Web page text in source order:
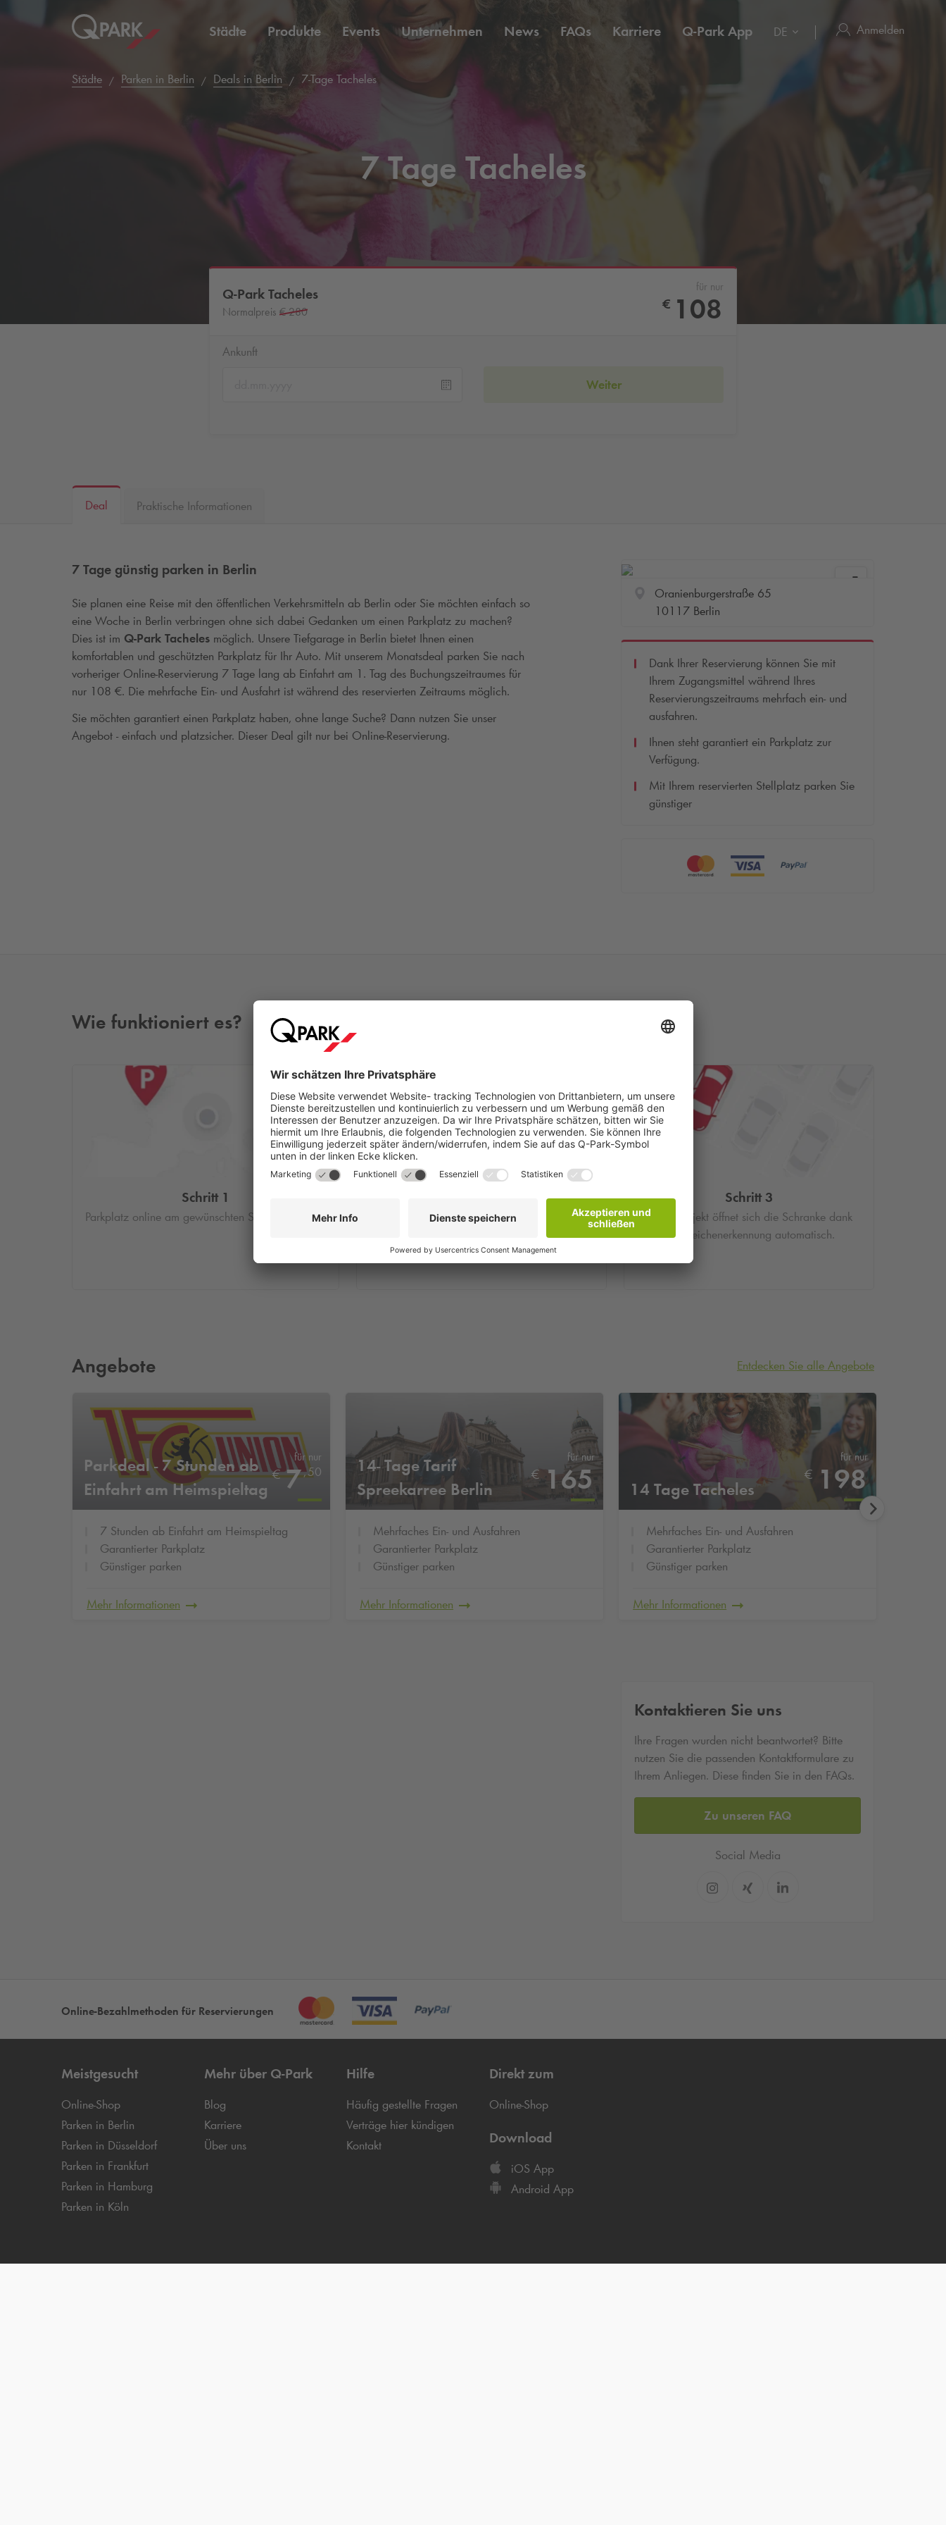
Städte Produkte Events Unternehmen News FAQs Karriere Q-Park App DE Anmelden
Städte Parken in Berlin Deals in Berlin 7-Tage Tacheles
7 Tage Tacheles
Q-Park Tacheles
Normalpreis € 280
für nur
€ 108
Ankunft
Weiter
Deal Praktische Informationen
7 Tage günstig parken in Berlin
Sie planen eine Reise mit den öffentlichen Verkehrsmitteln ab Berlin oder Sie möchten einfach so
eine Woche in Berlin verbringen ohne sich dabei Gedanken um einen Parkplatz zu machen?
Dies ist im Q-Park Tacheles möglich. Unsere Tiefgarage in Berlin bietet Ihnen einen
komfortablen und geschützten Parkplatz für Ihr Auto. Mit unserem Monatsdeal parken Sie nach
vorheriger Online-Reservierung 7 Tage lang ab Einfahrt am 1. Tag des Buchungszeitraumes für
nur 108 €. Die mehrfache Ein- und Ausfahrt ist während des reservierten Zeitraums möglich.
Sie möchten garantiert einen Parkplatz haben, ohne lange Suche? Dann nutzen Sie unser
Angebot - einfach und platzsicher. Dieser Deal gilt nur bei Online-Reservierung.
Oranienburgerstraße 65
10117 Berlin
Dank Ihrer Reservierung können Sie mit
Ihrem Zugangsmittel während Ihres
Reservierungszeitraums mehrfach ein- und
ausfahren.
Ihnen steht garantiert ein Parkplatz zur
Verfügung.
Mit Ihrem reservierten Stellplatz parken Sie
günstiger
Wie funktioniert es?
Schritt 1
Parkplatz online am gewünschten Standort buchen
Sie erhalten innerhalb weniger Minuten eine
Buchungsbestätigung per E-Mail mit weiteren
Details.
Schritt 3
Im Parkobjekt öffnet sich die Schranke dank
Kennzeichenerkennung automatisch.
Angebote Entdecken Sie alle Angebote
Parkdeal - 7 Stunden ab
Einfahrt am Heimspieltag
von Union Berlin
für nur
€ 7,50
7 Stunden ab Einfahrt am Heimspieltag
Garantierter Parkplatz
Günstiger parken
Mehr Informationen
14- Tage Tarif
Spreekarree Berlin
für nur
€ 165
Mehrfaches Ein- und Ausfahren
Garantierter Parkplatz
Günstiger parken
Mehr Informationen
14 Tage Tacheles
für nur
€ 198
Mehrfaches Ein- und Ausfahren
Garantierter Parkplatz
Günstiger parken
Mehr Informationen
Kontaktieren Sie uns
Ihre Fragen wurden nicht beantwortet? Bitte
nutzen Sie die passenden Kontaktformulare zu
Ihrem Anliegen. Diese finden Sie in den FAQs.
Zu unseren FAQ
Social Media
Online-Bezahlmethoden für Reservierungen
Meistgesucht
Online-Shop
Parken in Berlin
Parken in Düsseldorf
Parken in Frankfurt
Parken in Hamburg
Parken in Köln
Mehr über Q-Park
Blog
Karriere
Über uns
Hilfe
Häufig gestellte Fragen
Verträge hier kündigen
Kontakt
Direkt zum
Online-Shop
Download
iOS App
Android App